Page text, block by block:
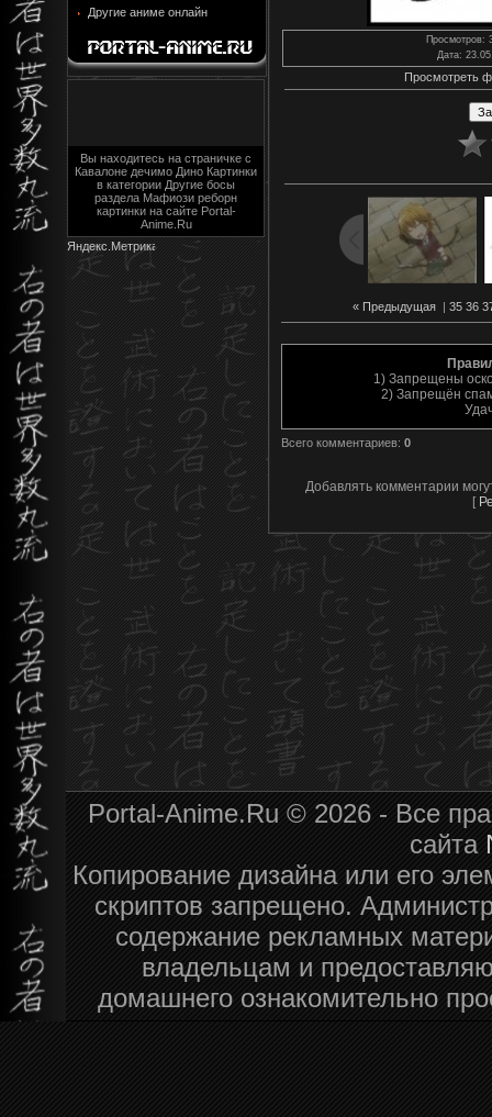
Другие аниме онлайн
Вы находитесь на страничке с
Кавалоне дечимо Дино Картинки
в категории Другие босы
раздела Мафиози реборн
картинки на сайте Portal-
Anime.Ru
Просмотров:
Дата:
Просмотреть
« Предыдущая | 35 36
1) Запрещены
2) Запрещён
Всего комментариев: 0
Добавлять комментарии
[
Portal-Anime.Ru © 2026 - Все
сайта
Копирование дизайна или его
скриптов запрещено.
содержание рекламных
владельцам и
домашнего ознакомительно